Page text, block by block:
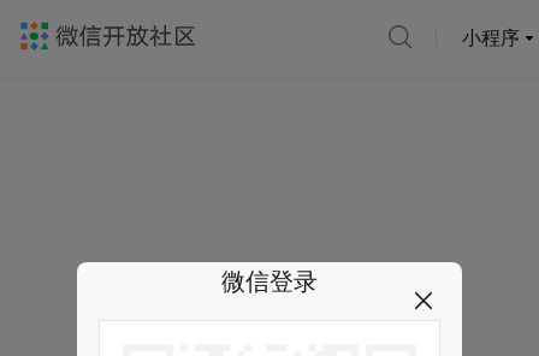
小程序
微信登录